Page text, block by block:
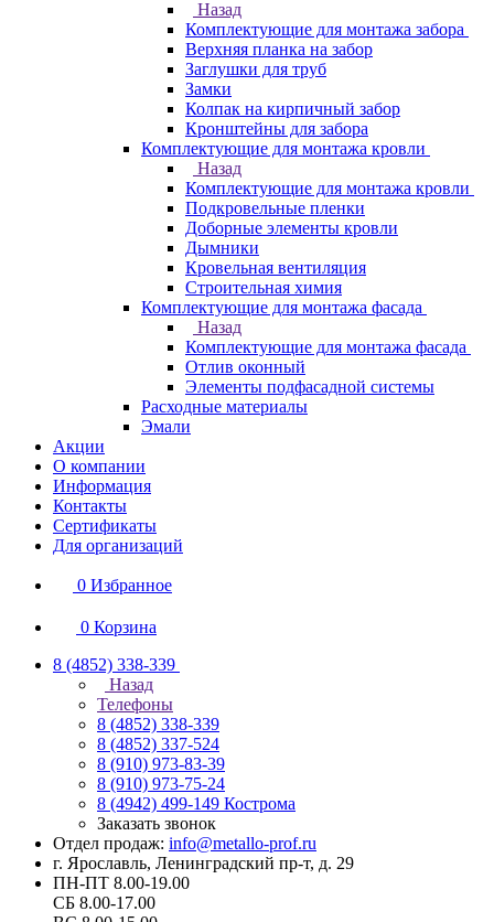
Назад
Комплектующие для монтажа забора
Верхняя планка на забор
Заглушки для труб
Замки
Колпак на кирпичный забор
Кронштейны для забора
Комплектующие для монтажа кровли
Назад
Комплектующие для монтажа кровли
Подкровельные пленки
Доборные элементы кровли
Дымники
Кровельная вентиляция
Строительная химия
Комплектующие для монтажа фасада
Назад
Комплектующие для монтажа фасада
Отлив оконный
Элементы подфасадной системы
Расходные материалы
Эмали
Акции
О компании
Информация
Контакты
Сертификаты
Для организаций
0 Избранное
0 Корзина
8 (4852) 338-339
Назад
Телефоны
8 (4852) 338-339
8 (4852) 337-524
8 (910) 973-83-39
8 (910) 973-75-24
8 (4942) 499-149 Кострома
Заказать звонок
Отдел продаж: info@metallo-prof.ru
г. Ярославль, Ленинградский пр-т, д. 29
ПН-ПТ 8.00-19.00
СБ 8.00-17.00